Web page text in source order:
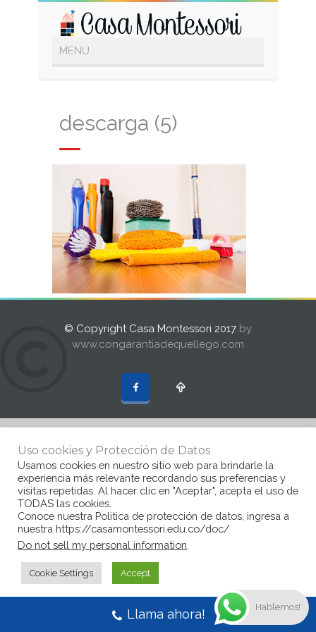
descarga (5)
© Copyright Casa Montessori 2017 by
www.congarantiadequellego.com
Uso cookies y Protección de Datos
Usamos cookies en nuestro sitio web para brindarle la
experiencia más relevante recordando sus preferencias y
visitas repetidas. Al hacer clic en "Aceptar", acepta el uso de
TODAS las cookies.
Conoce nuestra Politica de protección de datos, ingresa a
nuestra https://casamontessori.edu.co/doc/
Do not sell my personal information
Cookie Settings Accept
Llama ahora! Hablemos!